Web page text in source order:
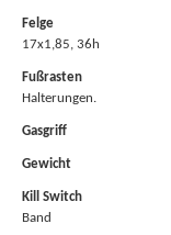
Felge
17x1,85, 36h
Fußrasten OSET-
Halterungen.
Gasgriff
Gewicht Trial
Kill Switch
Band